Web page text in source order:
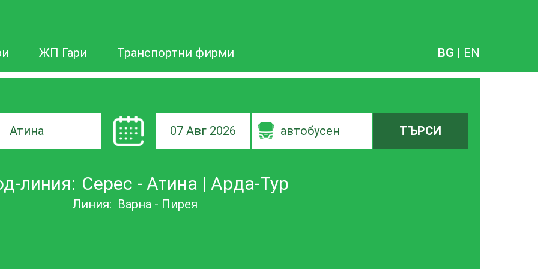
ЖП Гари Транспортни фирми BG | EN
07 Авг 2026 автобусен ТЪРСИ
линия: Серес - Атина | Арда-Тур
Линия: Варна - Пирея